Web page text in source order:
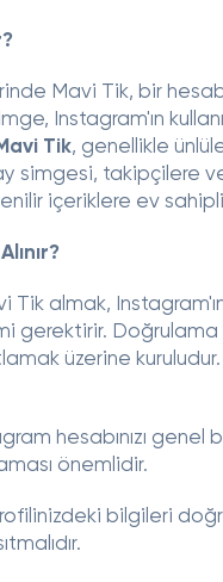
Mavi Tik, bir
Instagram'ın
Tik, genellikle
simgesi, takipçilere
içeriklere ev
Tik almak,
gerektirir. Doğrulama
üzerine kuruludur.
hesabınızı genel
önemlidir.
bilgileri